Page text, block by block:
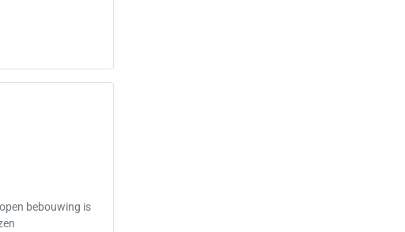
bebouwing is